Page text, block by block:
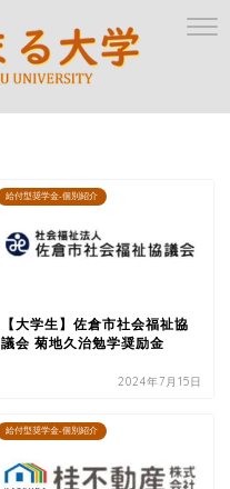
給付型奨学金-個別紹介
【大学生】佐倉市社会福祉協
議会 菊地久治勉学奨励金
2024年7月15日
給付型奨学金-個別紹介